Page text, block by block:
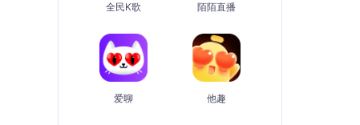
全民K歌 陌陌直播
爱聊 他趣